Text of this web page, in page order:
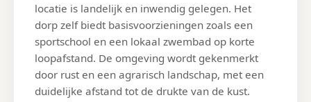
locatie is landelijk en inwendig gelegen. Het
dorp zelf biedt basisvoorzieningen zoals een
sportschool en een lokaal zwembad op korte
loopafstand. De omgeving wordt gekenmerkt
door rust en een agrarisch landschap, met een
duidelijke afstand tot de drukte van de kust.